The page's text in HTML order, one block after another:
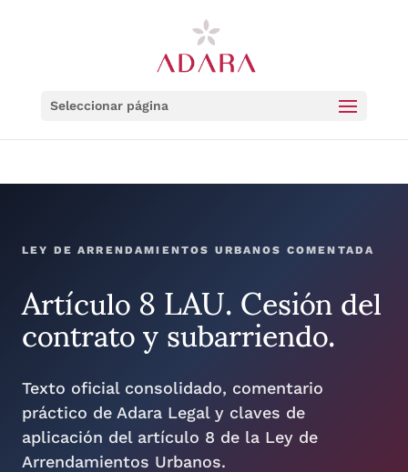
Seleccionar página
LEY DE ARRENDAMIENTOS URBANOS COMENTADA
Artículo 8 LAU. Cesión del
contrato y subarriendo.
Texto oficial consolidado, comentario
práctico de Adara Legal y claves de
aplicación del artículo 8 de la Ley de
Arrendamientos Urbanos.